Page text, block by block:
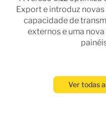
Export e introduz
capacidade de
externos e uma
Ver todas